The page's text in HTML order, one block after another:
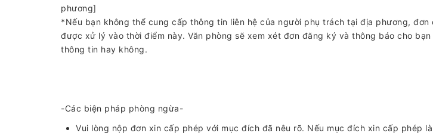
phương]
*Nếu bạn không thể cung cấp thông tin liên hệ của người phụ trách tại địa phương, đơn
được xử lý vào thời điểm này. Văn phòng sẽ xem xét đơn đăng ký và thông báo cho bạn
thông tin hay không.
-Các biện pháp phòng ngừa-
Vui lòng nộp đơn xin cấp phép với mục đích đã nêu rõ. Nếu mục đích xin cấp phép